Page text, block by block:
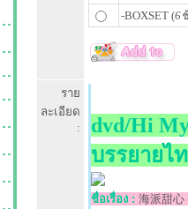
-BOXSET (6
ราย
ละเอียด
:
dvd/Hi
บรรยายไ
ชื่อเรื่อง : 海派甜心